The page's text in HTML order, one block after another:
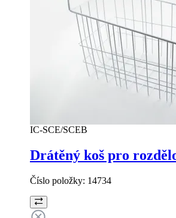
IC-SCE/SCEB
Drátěný koš pro
Číslo položky: 14734